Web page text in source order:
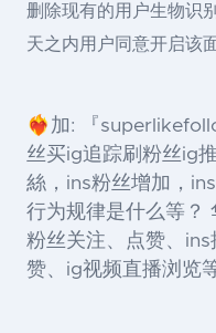
删除现有的用户生物识
天之内用户同意开启该
❤️‍🔥加: 『
丝买ig追踪刷粉丝ig
絲，ins粉丝增加，
行为规律是什么等？
粉丝关注、点赞、
赞、ig视频直播浏览